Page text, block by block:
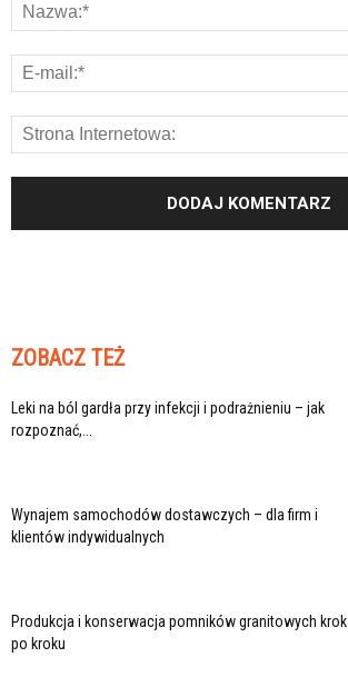
ZOBACZ TEŻ
Leki na ból gardła przy infekcji i podrażnieniu – jak
rozpoznać,...
Wynajem samochodów dostawczych – dla firm i
klientów indywidualnych
Produkcja i konserwacja pomników granitowych krok
po kroku